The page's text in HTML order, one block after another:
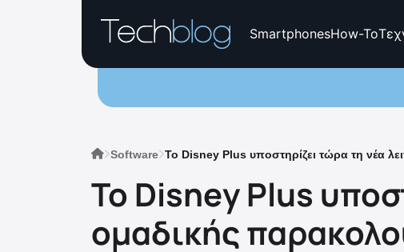
SmartphonesHow-To
Software Το Disney Plus υποστηρίζει τώρα τη νέα
Το Disney Plus
ομαδικής